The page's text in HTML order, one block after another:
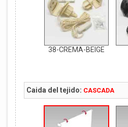
38-CREMA-BEIGE
Caida del tejido: CASCADA